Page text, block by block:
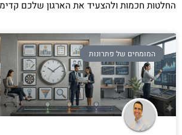
החלטות חכמות ולהצעיד את הארגון שלכם
המומחים של פתרונות